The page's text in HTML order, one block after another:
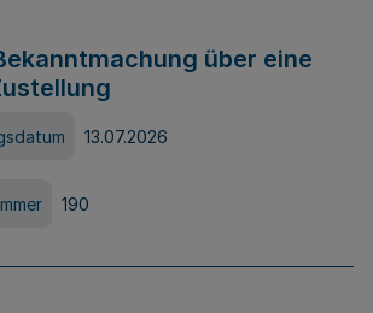
über eine
13.07.2026
190